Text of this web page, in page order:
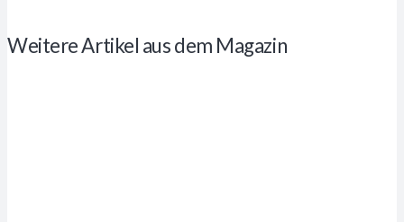
Weitere Artikel aus dem Magazin